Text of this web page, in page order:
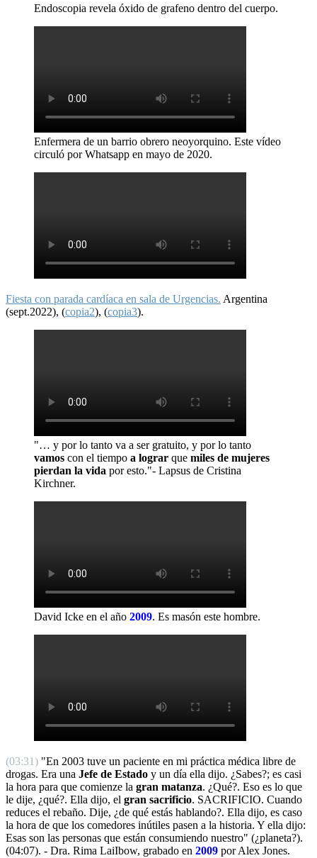
Endoscopia revela óxido de grafeno dentro del cuerpo.
Enfermera de un barrio obrero neoyorquino. Este vídeo
circuló por Whatsapp en mayo de 2020.
Fiesta con parada cardíaca en sala de Urgencias. Argentina
(sept.2022), (copia2), (copia3).
"… y por lo tanto va a ser gratuito, y por lo tanto
vamos con el tiempo a lograr que miles de mujeres
pierdan la vida por esto."- Lapsus de Cristina
Kirchner.
David Icke en el año 2009. Es masón este hombre.
(03:31) "En 2003 tuve un paciente en mi práctica médica libre de
drogas. Era una Jefe de Estado y un día ella dijo. ¿Sabes?; es casi
la hora para que comienze la gran matanza. ¿Qué?. Eso es lo que
le dije, ¿qué?. Ella dijo, el gran sacrificio. SACRIFICIO. Cuando
reduces el rebaño. Dije, ¿de qué estás hablando?. Ella dijo, es caso
la hora de que los comedores inútiles pasen a la historia. Y ella dijo:
Esas son las personas que están consumiendo nuestro" (¿planeta?).
(04:07). - Dra. Rima LaiIbow, grabado en 2009 por Alex Jones.